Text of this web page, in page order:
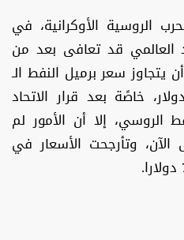
الروسية الأوكرانية، في
العالمي قد تعافى بعد من
يتجاوز سعر برميل النفط الـ
150 دولارًا وربما الـ 200 دولار، خاصًة بعد قرار الاتحاد
الروسي، إلا أن الأمور لم
وتأرجحت الأسعار في